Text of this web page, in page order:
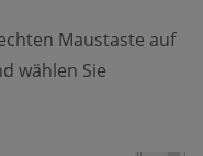
Maustaste auf
wählen Sie